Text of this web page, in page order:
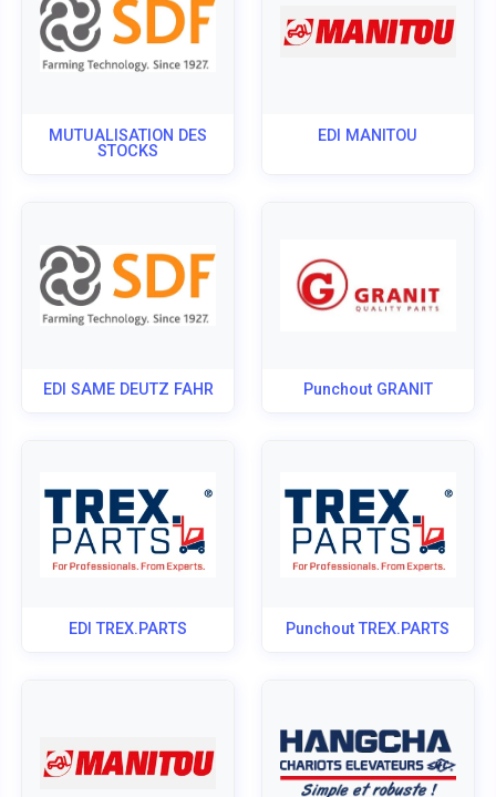
MUTUALISATION DES
STOCKS
EDI MANITOU
EDI SAME DEUTZ FAHR Punchout GRANIT
EDI TREX.PARTS Punchout TREX.PARTS